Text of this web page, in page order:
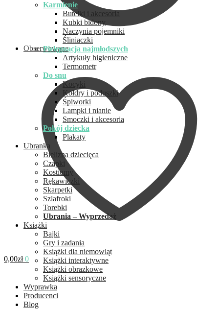
Obserwowane
0,00zł 0
Karmienie
Butelki i akcesoria
Kubki bidony
Naczynia pojemniki
Śliniaczki
Pielęgnacja najmłodszych
Artykuły higieniczne
Termometr
Do snu
Kocyki
Kołdry i poduszki
Śpiworki
Lampki i nianie
Smoczki i akcesoria
Pokój dziecka
Plakaty
Ubranka
Bielizna dziecięca
Czapki
Kostiumy
Rękawiczki
Skarpetki
Szlafroki
Torebki
Ubrania – Wyprzedaż
Książki
Bajki
Gry i zadania
Książki dla niemowląt
Książki interaktywne
Książki obrazkowe
Książki sensoryczne
Wyprawka
Producenci
Blog